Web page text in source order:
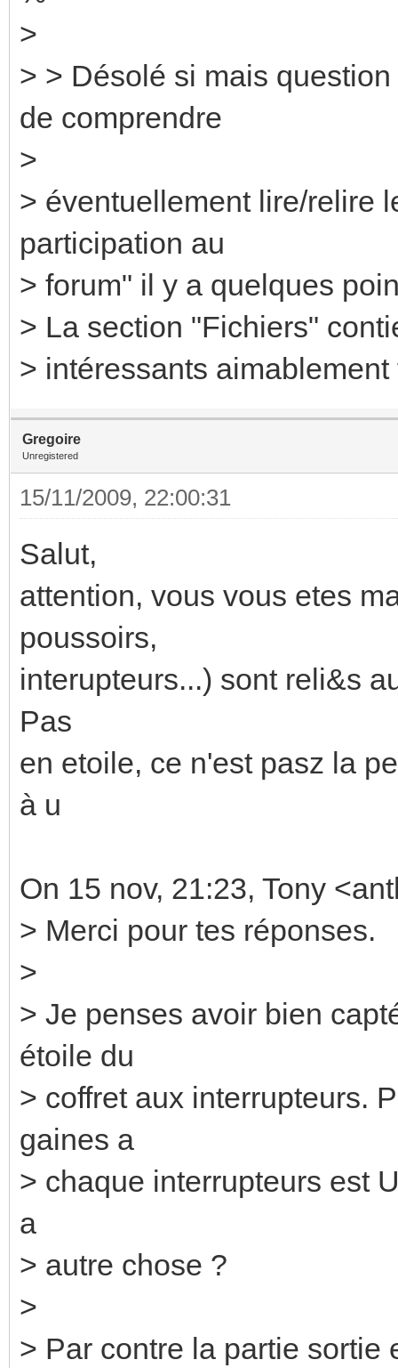
>
> > Désolé si mais
de comprendre
>
> éventuellement lire/relire
participation au
> forum" il y a quelques
> La section "Fichiers"
> intéressants
Gregoire
Unregistered
15/11/2009, 22:00:31
Salut,
attention, vous vous etes
poussoirs,
interupteurs...) sont reli&s
Pas
en etoile, ce n'est pasz la
à u
On 15 nov, 21:23, Tony
> Merci pour tes réponses.
>
> Je penses avoir bien
étoile du
> coffret aux interrupteurs.
gaines a
> chaque interrupteurs est
a
> autre chose ?
>
> Par contre la partie sortie